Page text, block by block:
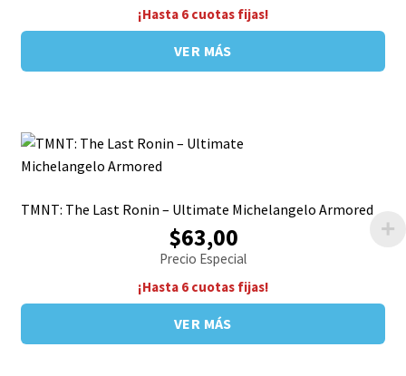
¡Hasta 6 cuotas fijas!
VER MÁS
TMNT: The Last Ronin – Ultimate Michelangelo Armored
$63,00
Precio Especial
¡Hasta 6 cuotas fijas!
VER MÁS